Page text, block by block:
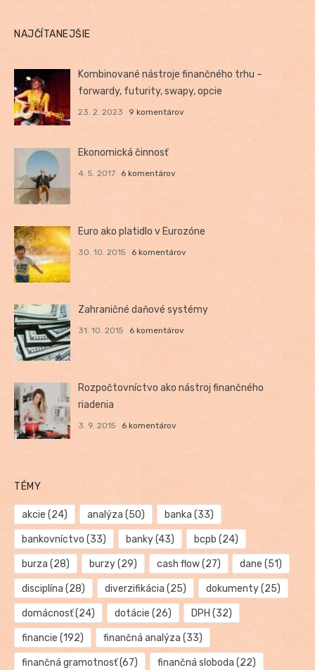
NAJČÍTANEJŠIE
Kombinované nástroje finančného trhu –
forwardy, futurity, swapy, opcie
23. 2. 2023 9 komentárov
Ekonomická činnosť
4. 5. 2017 6 komentárov
Euro ako platidlo v Eurozóne
30. 10. 2015 6 komentárov
Zahraničné daňové systémy
31. 10. 2015 6 komentárov
Rozpočtovníctvo ako nástroj finančného
riadenia
3. 9. 2015 6 komentárov
TÉMY
akcie (24) analýza (50) banka (33)
bankovníctvo (33) banky(43) bcpb (24)
burza (28) burzy(29) cash flow(27) dane (51)
disciplína (28) diverzifikácia (25) dokumenty(25)
domácnosť(24) dotácie (26) DPH (32)
financie (192) finančná analýza (33)
finančná gramotnosť(67) finančná sloboda (22)